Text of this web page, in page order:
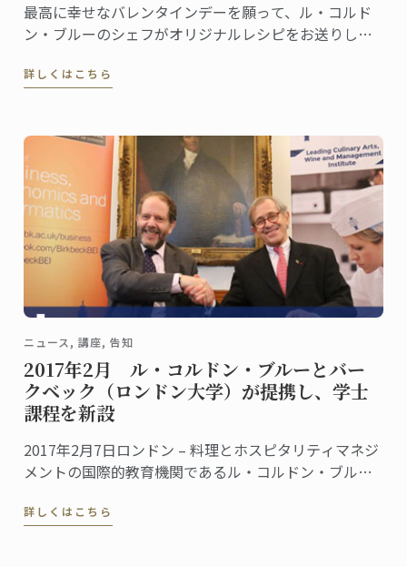
最高に幸せなバレンタインデーを願って、ル・コルド
ン・ブルーのシェフがオリジナルレシピをお送りしま
詳しくはこちら
ニュース, 講座, 告知
2017年2月 ル・コルドン・ブルーとバー
クベック（ロンドン大学）が提携し、学士
課程を新設
2017年2月7日ロンドン – 料理とホスピタリティマネジ
メントの国際的教育機関であるル・コルドン・ブルー
ジメントにおける経営管理学の学士課程を新設するこ
詳しくはこちら